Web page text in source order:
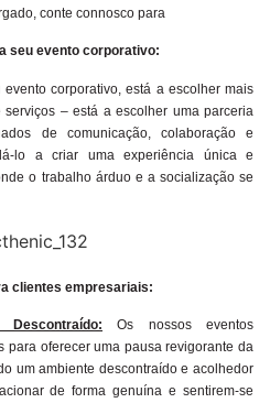
conte connosco para
seu evento corporativo:
corporativo, está a escolher mais
– está a escolher uma parceria
de comunicação, colaboração e
lo a criar uma experiência única e
o trabalho árduo e a socialização se
clientes empresariais:
Os nossos eventos
para oferecer uma pausa revigorante da
um ambiente descontraído e acolhedor
de forma genuína e sentirem-se